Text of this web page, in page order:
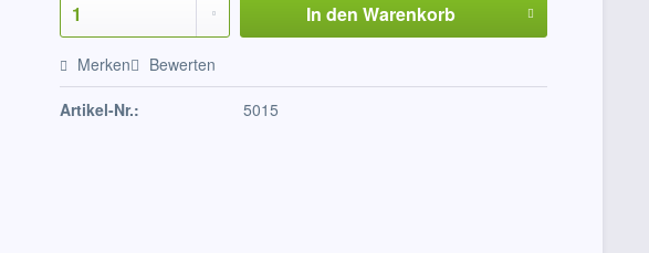
In den Warenkorb
Merken Bewerten
Artikel-Nr.: 5015